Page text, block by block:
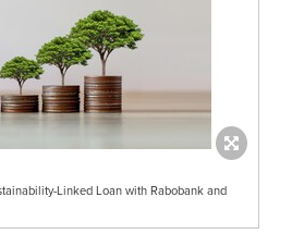
Linked Loan with Rabobank and